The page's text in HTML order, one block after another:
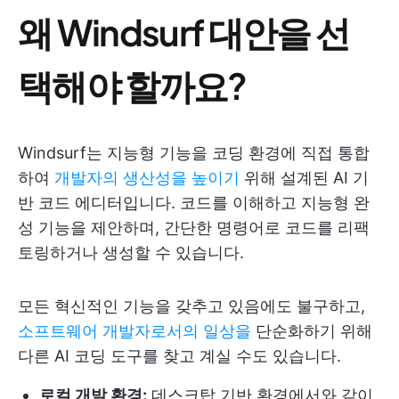
왜 Windsurf 대안을 선
택해야 할까요?
Windsurf는 지능형 기능을 코딩 환경에 직접 통합
하여 개발자의 생산성을 높이기 위해 설계된 AI 기
반 코드 에디터입니다. 코드를 이해하고 지능형 완
성 기능을 제안하며, 간단한 명령어로 코드를 리팩
토링하거나 생성할 수 있습니다.
모든 혁신적인 기능을 갖추고 있음에도 불구하고,
소프트웨어 개발자로서의 일상을 단순화하기 위해
다른 AI 코딩 도구를 찾고 계실 수도 있습니다.
로컬 개발 환경: 데스크탑 기반 환경에서와 같이